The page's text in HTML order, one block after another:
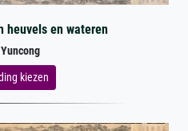
heuvels en wateren
kiezen